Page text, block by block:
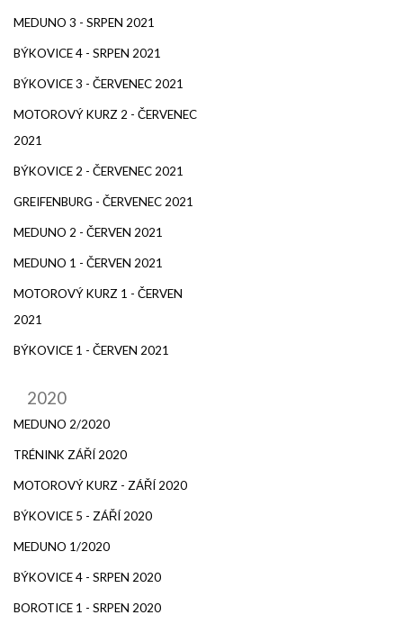
MEDUNO 3 - SRPEN 2021
BÝKOVICE 4 - SRPEN 2021
BÝKOVICE 3 - ČERVENEC 2021
MOTOROVÝ KURZ 2 - ČERVENEC
2021
BÝKOVICE 2 - ČERVENEC 2021
GREIFENBURG - ČERVENEC 2021
MEDUNO 2 - ČERVEN 2021
MEDUNO 1 - ČERVEN 2021
MOTOROVÝ KURZ 1 - ČERVEN
2021
BÝKOVICE 1 - ČERVEN 2021
2020
MEDUNO 2/2020
TRÉNINK ZÁŘÍ 2020
MOTOROVÝ KURZ - ZÁŘÍ 2020
BÝKOVICE 5 - ZÁŘÍ 2020
MEDUNO 1/2020
BÝKOVICE 4 - SRPEN 2020
BOROTICE 1 - SRPEN 2020